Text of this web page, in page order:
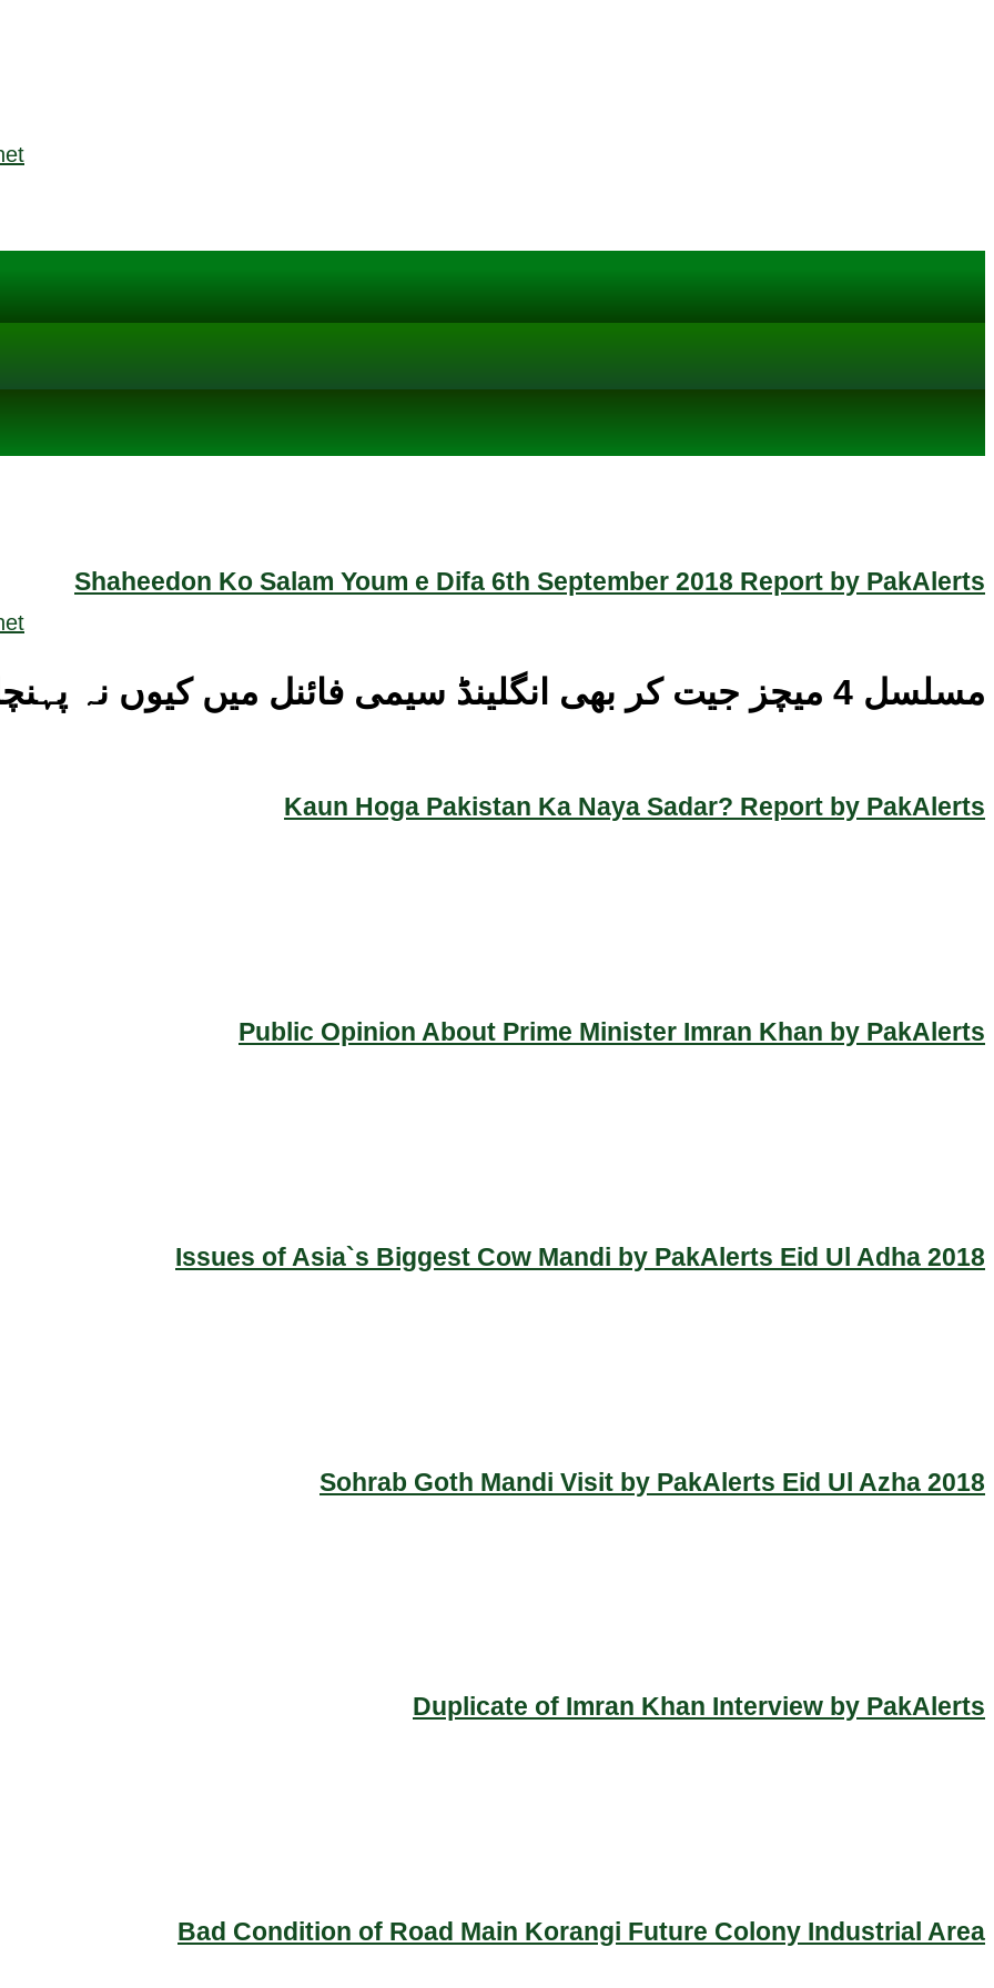
Shaheedon Ko Salam Youm e Difa 6th September 2018 Report by PakAlerts
Kaun Hoga Pakistan Ka Naya Sadar? Report by PakAlerts
Public Opinion About Prime Minister Imran Khan by PakAlerts
Issues of Asia`s Biggest Cow Mandi by PakAlerts Eid Ul Adha 2018
Sohrab Goth Mandi Visit by PakAlerts Eid Ul Azha 2018
Duplicate of Imran Khan Interview by PakAlerts
Bad Condition of Road Main Korangi Future Colony Industrial Area
مسلسل 4 میچز جیت کر بھی انگلینڈ سیمی فائنل میں کیوں نہ پہنچا؟